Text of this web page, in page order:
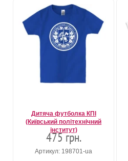
Дитяча футболка КПІ
(Київський політехнічний
інститут)
475 грн.
Артикул: 198701-ua